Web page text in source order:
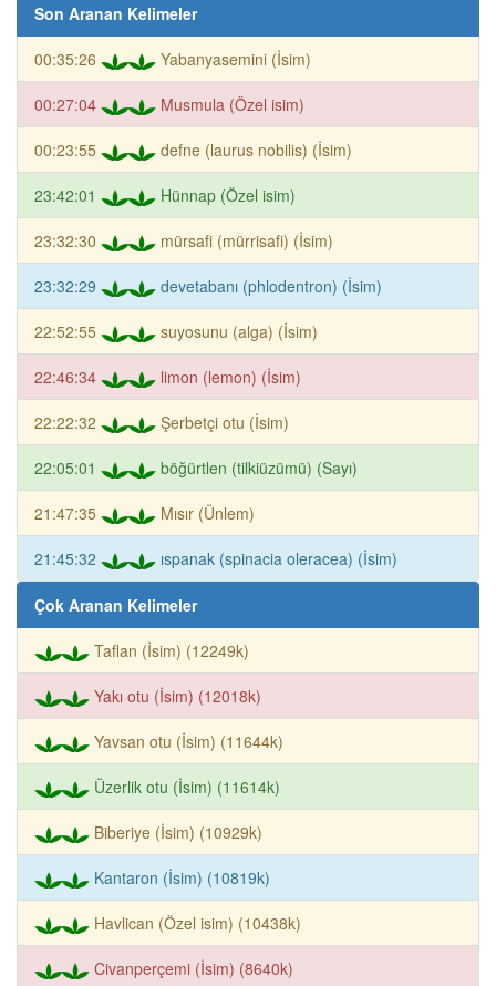
Son Aranan Kelimeler
00:35:26 Yabanyasemini (İsim)
00:27:04 Musmula (Özel isim)
00:23:55 defne (laurus nobilis) (İsim)
23:42:01 Hünnap (Özel isim)
23:32:30 mürsafi (mürrisafi) (İsim)
23:32:29 devetabanı (phlodentron) (İsim)
22:52:55 suyosunu (alga) (İsim)
22:46:34 limon (lemon) (İsim)
22:22:32 Şerbetçi otu (İsim)
22:05:01 böğürtlen (tilkiüzümü) (Sayı)
21:47:35 Mısır (Ünlem)
21:45:32 ıspanak (spinacia oleracea) (İsim)
Çok Aranan Kelimeler
Taflan (İsim) (12249k)
Yakı otu (İsim) (12018k)
Yavsan otu (İsim) (11644k)
Üzerlik otu (İsim) (11614k)
Biberiye (İsim) (10929k)
Kantaron (İsim) (10819k)
Havlican (Özel isim) (10438k)
Civanperçemi (İsim) (8640k)